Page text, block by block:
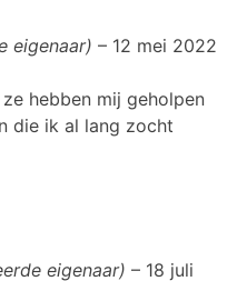
eigenaar) – 12 mei 2022
hebben mij geholpen
die ik al lang zocht
eigenaar) – 18 juli